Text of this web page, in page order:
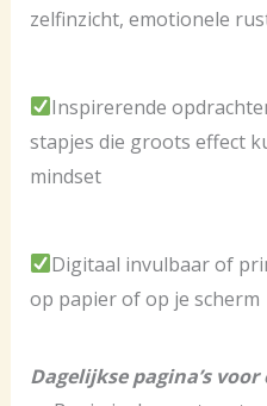
zelfinzicht, emotionele
Inspirerende
stapjes die groots effect
mindset
Digitaal invulbaar of
op papier of op je scherm
Dagelijkse pagina’s